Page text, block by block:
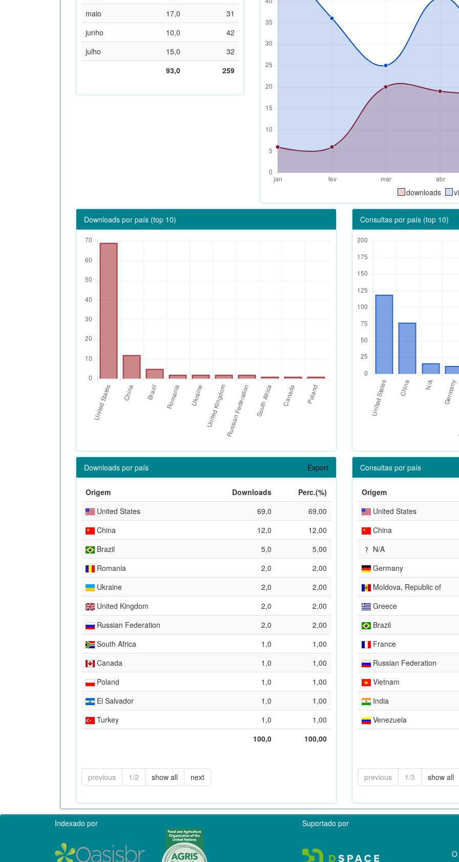
maio
17,0
31
junho
10,0
42
julho
15,0
32
93,0
259
downloads
Downloads por país (top 10) Consultas por país (top 10)
Downloads por país Export
Origem Downloads
Perc.(%)
United States
69,0
69,00
China
12,0
12,00
Brazil
5,0
5,00
Romania
2,0
2,00
Ukraine
2,0
2,00
United Kingdom
2,0
2,00
Russian Federation
2,0
2,00
South Africa
1,0
1,00
Canada
1,0
1,00
Poland
1,0
1,00
El Salvador
1,0
1,00
Turkey
1,0
1,00
100,0
100,00
previous 1/2 show all next
Consultas por país
Origem
United States
China
N/A
Germany
Moldova, Republic of
Greece
Brazil
France
Russian Federation
Vietnam
India
Venezuela
previous 1/3 show all
Indexado por Suportado por